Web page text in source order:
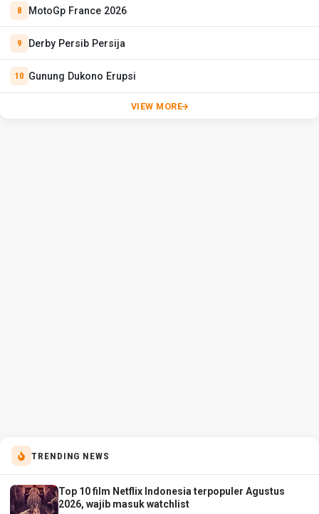
MotoGp France 2026
Derby Persib Persija
Gunung Dukono Erupsi
VIEW MORE
TRENDING NEWS
Top 10 film Netflix Indonesia terpopuler Agustus
2026, wajib masuk watchlist